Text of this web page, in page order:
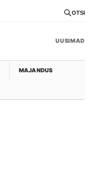
OTSI
UUSIMAD
MAJANDUS